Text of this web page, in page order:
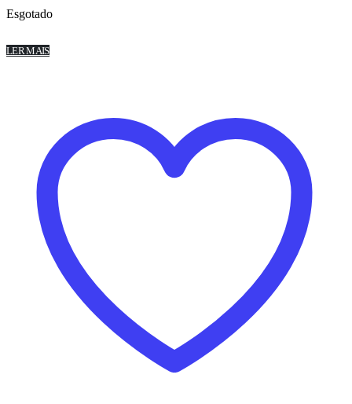
Esgotado
LER MAIS